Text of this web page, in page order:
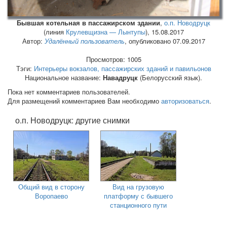
Бывшая котельная в пассажирском здании,о.п. Новодруцк
(линия Крулевщизна — Лынтупы), 15.08.2017
Автор: Удалённый пользователь, опубликовано 07.09.2017
Просмотров: 1005
Тэги: Интерьеры вокзалов, пассажирских зданий и павильонов
Национальное название: Навадруцк (Белорусский язык).
Пока нет комментариев пользователей.
Для размещений комментариев Вам необходимо авторизоваться.
о.п. Новодруцк: другие снимки
Общий вид в сторону
Воропаево
Вид на грузовую
платформу с бывшего
станционного пути